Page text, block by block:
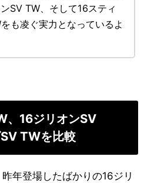
SV TW、そして16スティ
も凌ぐ実力となっているよ
、16ジリオンSV
TWを比較
年登場したばかりの16ジリ